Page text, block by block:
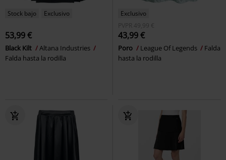
Stock bajo Exclusivo
53,99 €
Black Kilt
Altana Industries
Falda hasta la rodilla
Exclusivo
PVPR 49,99 €
43,99 €
Poro League Of Legends
Falda
hasta la rodilla